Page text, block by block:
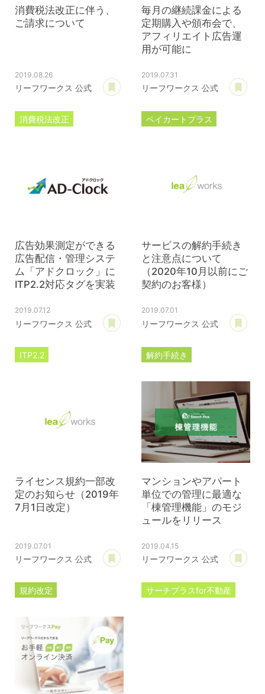
消費税法改正に伴う、
ご請求について
2019.08.26
リーフワークス 公式
あとで読む
消費税法改正
毎月の継続課金による
定期購入や頒布会で、
アフィリエイト広告運
用が可能に
2019.07.31
リーフワークス 公式
ペイカートプラス
広告効果測定ができる
広告配信・管理システ
ム「アドクロック」に
ITP2.2対応タグを実装
2019.07.12
リーフワークス 公式
あとで読む
ITP2.2
プレスリリース
サービスの解約手続き
と注意点について
（2020年10月以前にご
契約のお客様）
2019.07.01
リーフワークス 公式
解約手続き
ライセンス規約一部改
定のお知らせ（2019年
7月1日改定）
2019.07.01
リーフワークス 公式
あとで読む
規約改定
ライセンス規約
マンションやアパート
単位での管理に最適な
「棟管理機能」のモジ
ュールをリリース
2019.04.15
リーフワークス 公式
サーチプラスfor不動産